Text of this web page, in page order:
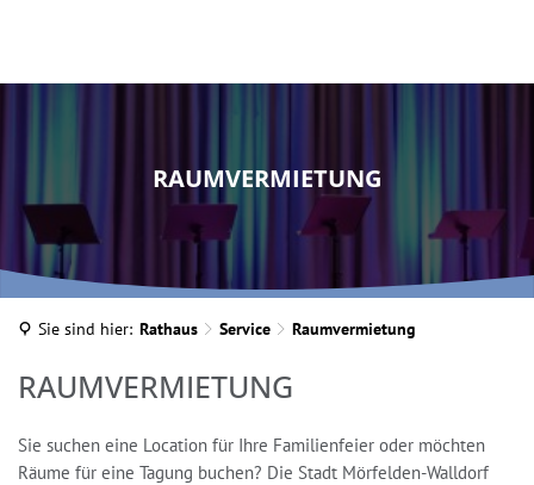
RAUMVERMIETUNG
Sie sind hier: Rathaus Service Raumvermietung
Raumvermietung
RAUMVERMIETUNG
Sie suchen eine Location für Ihre Familienfeier oder möchten
Räume für eine Tagung buchen? Die Stadt Mörfelden-Walldorf